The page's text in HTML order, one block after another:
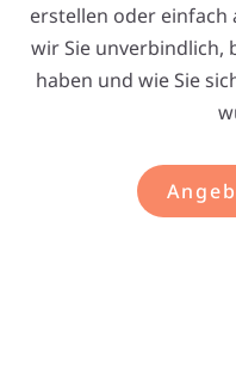
erstellen oder einfach
wir Sie unverbindlich,
haben und wie Sie